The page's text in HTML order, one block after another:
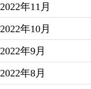
2022年11月
2022年10月
2022年9月
2022年8月